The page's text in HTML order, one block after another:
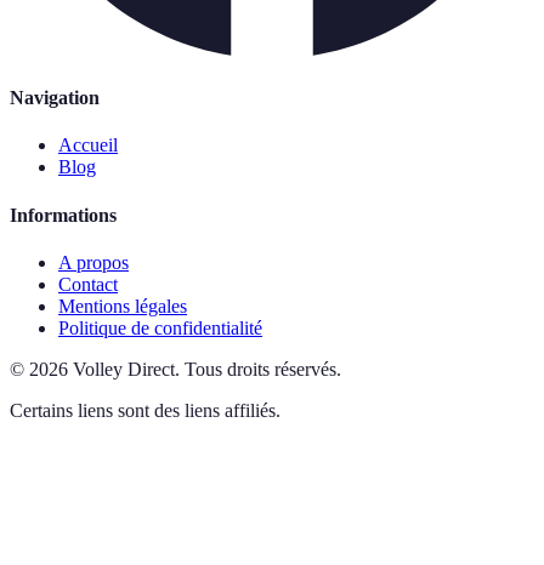
Navigation
Accueil
Blog
Informations
A propos
Contact
Mentions légales
Politique de confidentialité
© 2026 Volley Direct. Tous droits réservés.
Certains liens sont des liens affiliés.